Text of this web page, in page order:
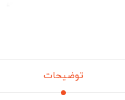
توضیحات